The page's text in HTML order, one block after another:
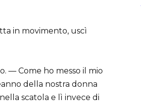
in movimento, uscì
— Come ho messo il mio
della nostra donna
scatola e lì invece di